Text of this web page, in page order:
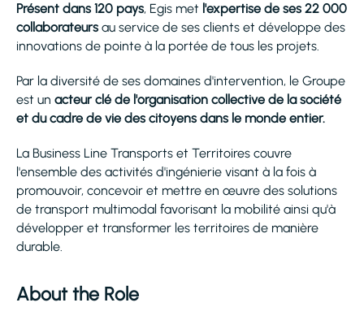
Présent dans 120 pays, Egis met l'expertise de ses 22 000
collaborateurs au service de ses clients et développe des
innovations de pointe à la portée de tous les projets.
Par la diversité de ses domaines d'intervention, le Groupe
est un acteur clé de l'organisation collective de la société
et du cadre de vie des citoyens dans le monde entier.
La Business Line Transports et Territoires couvre
l'ensemble des activités d'ingénierie visant à la fois à
promouvoir, concevoir et mettre en œuvre des solutions
de transport multimodal favorisant la mobilité ainsi qu'à
développer et transformer les territoires de manière
durable.
About the Role